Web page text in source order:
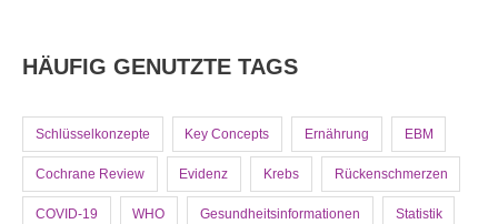
HÄUFIG GENUTZTE TAGS
Schlüsselkonzepte Key Concepts Ernährung EBM
Cochrane Review Evidenz Krebs Rückenschmerzen
COVID-19 WHO Gesundheitsinformationen Statistik